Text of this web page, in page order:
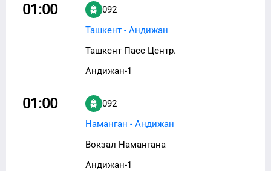
01:00
092
Ташкент - Андижан
Ташкент Пасс Центр.
Андижан-1
01:00
092
Наманган - Андижан
Вокзал Намангана
Андижан-1